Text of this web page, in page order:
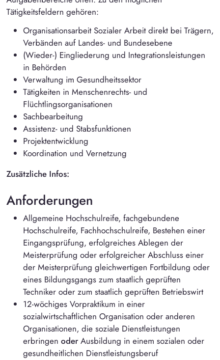
Tätigkeitsfeldern gehören:
Organisationsarbeit Sozialer Arbeit direkt bei Trägern,
Verbänden auf Landes- und Bundesebene
(Wieder-) Eingliederung und Integrationsleistungen
in Behörden
Verwaltung im Gesundheitssektor
Tätigkeiten in Menschenrechts- und
Flüchtlingsorganisationen
Sachbearbeitung
Assistenz- und Stabsfunktionen
Projektentwicklung
Koordination und Vernetzung
Zusätzliche Infos:
Anforderungen
Allgemeine Hochschulreife, fachgebundene
Hochschulreife, Fachhochschulreife, Bestehen einer
Eingangsprüfung, erfolgreiches Ablegen der
Meisterprüfung oder erfolgreicher Abschluss einer
der Meisterprüfung gleichwertigen Fortbildung oder
eines Bildungsgangs zum staatlich geprüften
Techniker oder zum staatlich geprüften Betriebswirt
12-wöchiges Vorpraktikum in einer
sozialwirtschaftlichen Organisation oder anderen
Organisationen, die soziale Dienstleistungen
erbringen oder Ausbildung in einem sozialen oder
gesundheitlichen Dienstleistungsberuf